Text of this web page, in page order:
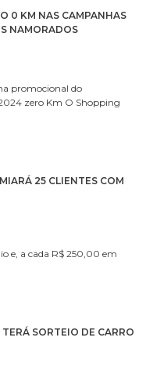
0 KM NAS CAMPANHAS
NAMORADOS
promocional do
zero Km O Shopping
25 CLIENTES COM
e, a cada R$ 250,00 em
SORTEIO DE CARRO